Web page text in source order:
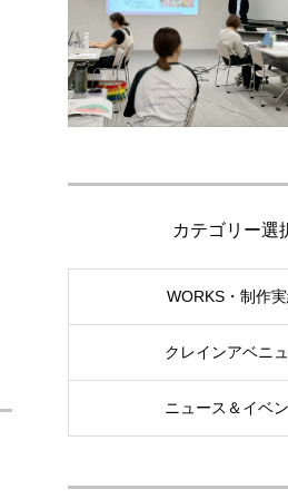
カテゴリー選
WORKS・制作
クレインアベニ
ニュース＆イベ